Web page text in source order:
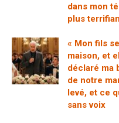
dans mon
plus
« Mon fils
maison, et
déclaré ma
de notre
levé, et ce
sans voix